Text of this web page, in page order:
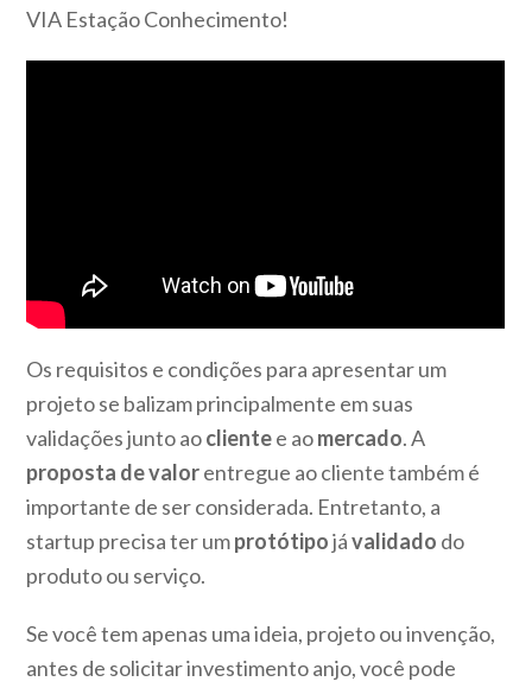
VIA Estação Conhecimento!
Os requisitos e condições para apresentar um
projeto se balizam principalmente em suas
validações junto aoclientee aomercado. A
proposta de valorentregue ao cliente também é
importante de ser considerada. Entretanto, a
startup precisa ter umprotótipojávalidado do
produto ou serviço.
Se você tem apenas uma ideia, projeto ou invenção,
antes de solicitar investimento anjo, você pode